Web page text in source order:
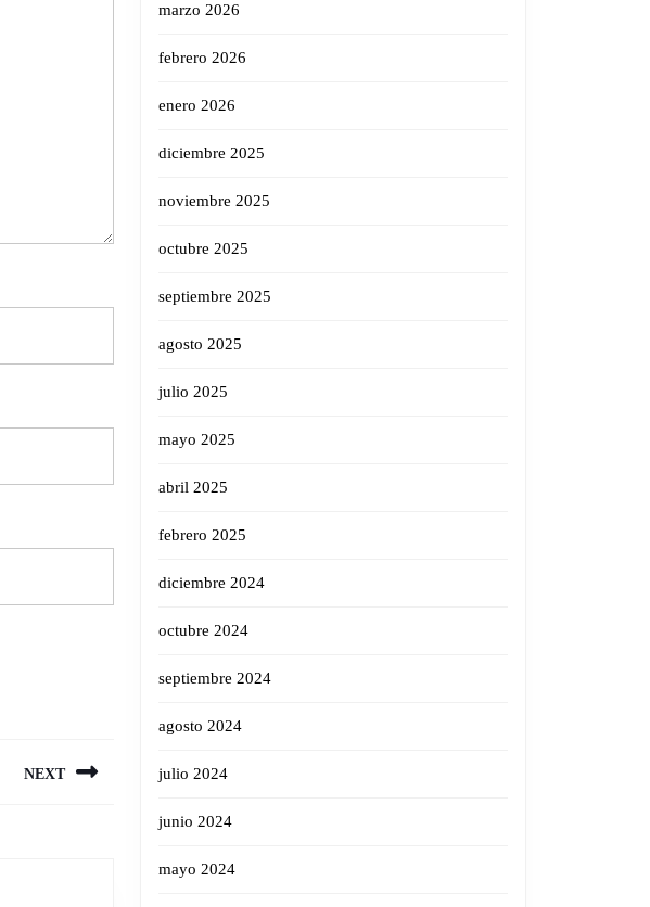
NEXT
marzo 2026
febrero 2026
enero 2026
diciembre 2025
noviembre 2025
octubre 2025
septiembre 2025
agosto 2025
julio 2025
mayo 2025
abril 2025
febrero 2025
diciembre 2024
octubre 2024
septiembre 2024
agosto 2024
julio 2024
junio 2024
mayo 2024